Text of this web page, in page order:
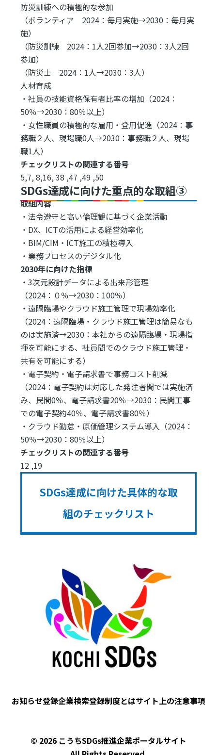
防災訓練への積極的な参加
（ボランティア 2024：毎月実施→2030：毎月実
施）
（防災訓練 2024：1人2回参加→2030：3人2回
参加）
（防災士 2024：1人→2030：3人）
人材育成
・社員の技能資格保有者比率の増加（2024：
50％→2030：80％以上）
・女性職員の積極的な雇用・登用促進（2024：事
務職２人、現場職0人→2030：事務職２人、現場
職1人）
チェックリストの関連する番号
5,7, 8,16, 38 ,47 ,49 ,50
SDGs達成に向けた重点的な取組③
取組内容
・法令遵守と高い倫理観に基づく企業活動
・DX、ICTの活用による経営効率化
・BIM/CIM・ICT施工の積極導入
・業務プロセスのデジタル化
2030年に向けた指標
・3次元設計データによる出来形管理
（2024：０％→2030：100％）
・遠隔臨場やクラウド施工管理で現場効率化
（2024：遠隔臨場・クラウド施工管理は簡易なも
のは実施済→2030：本社からの遠隔臨場・現場指
揮を可能にする、社員間でのクラウド施工管理・
共有を可能にする）
・電子契約・電子請求書で事務コスト削減
（2024：電子契約は対応した発注者間では実施済
み、民間0％、電子請求書20％→2030：民間工事
での電子契約40％、電子請求書80％）
・クラウド勤怠・原価管理システム導入（2024：
50％→2030：80％以上）
チェックリストの関連する番号
12 ,19
SDGs達成に向けた具体的な取
組のチェックリスト
お知らせ登録企業検索登録制度とはサイト上の注意事項
© 2026 こうちSDGs推進企業ポータルサイト